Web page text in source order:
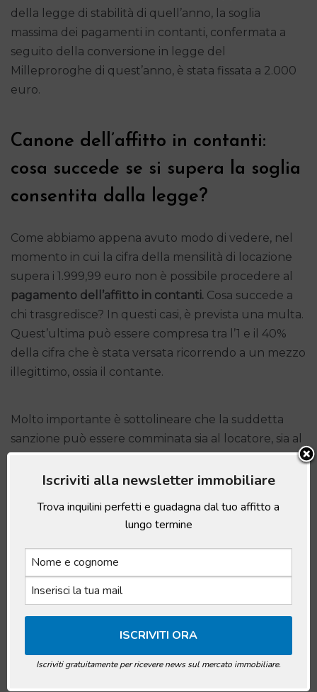
della legge di stabilità di quell’anno, la soglia
massima dei pagamenti in contanti, confermata a
seguito della conversione in legge del
Milleproroghe di quest’anno, è stata fissata a 2.000
euro.
Canone dell’affitto in contanti:
cosa succede se si supera la soglia
consentita dalla legge?
Come abbiamo appena avuto modo di vedere, nel
momento in cui la cifra della mensilità di locazione
supera i 1.999,99 euro non è possibile procedere al
pagamento dell’affitto in contanti. Cosa succede a
chi trasgredisce? In questi casi, è prevista una multa.
Quest’ultima può essere compresa tra l’1 e il 40%
della cifra che è stata versata ricorrendo a un mezzo
illegittimo, ossia il contante.
Molto importante è sottolineare che la suddetta
sanzione può essere comminata sia al locatore, sia al
L’affitto si può pagare in contanti
Come ti sarà chiaro, sono numerose le domande che
ci si pone quando si tocca il tema del
dell’affitto in contanti.Tra queste rientra la
possibilità di pagare cash assieme più mensilità. La
legge consente di farlo. Quello che conta è
rimanere sempre entro il limite dei 1.999,99 euro.
Iscriviti alla newsletter immobiliare
Trova inquilini perfetti e guadagna dal tuo affitto a
lungo termine
Iscriviti gratuitamente per ricevere news sul mercato immobiliare.